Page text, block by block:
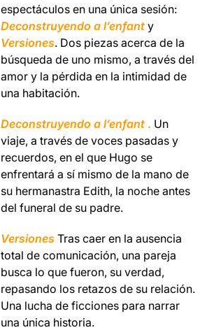
espectáculos en una única sesión:
Deconstruyendo a l’enfant y
Versiones. Dos piezas acerca de la
búsqueda de uno mismo, a través del
amor y la pérdida en la intimidad de
una habitación.
Deconstruyendo a l’enfant . Un
viaje, a través de voces pasadas y
recuerdos, en el que Hugo se
enfrentará a sí mismo de la mano de
su hermanastra Edith, la noche antes
del funeral de su padre.
Versiones Tras caer en la ausencia
total de comunicación, una pareja
busca lo que fueron, su verdad,
repasando los retazos de su relación.
Una lucha de ficciones para narrar
una única historia.